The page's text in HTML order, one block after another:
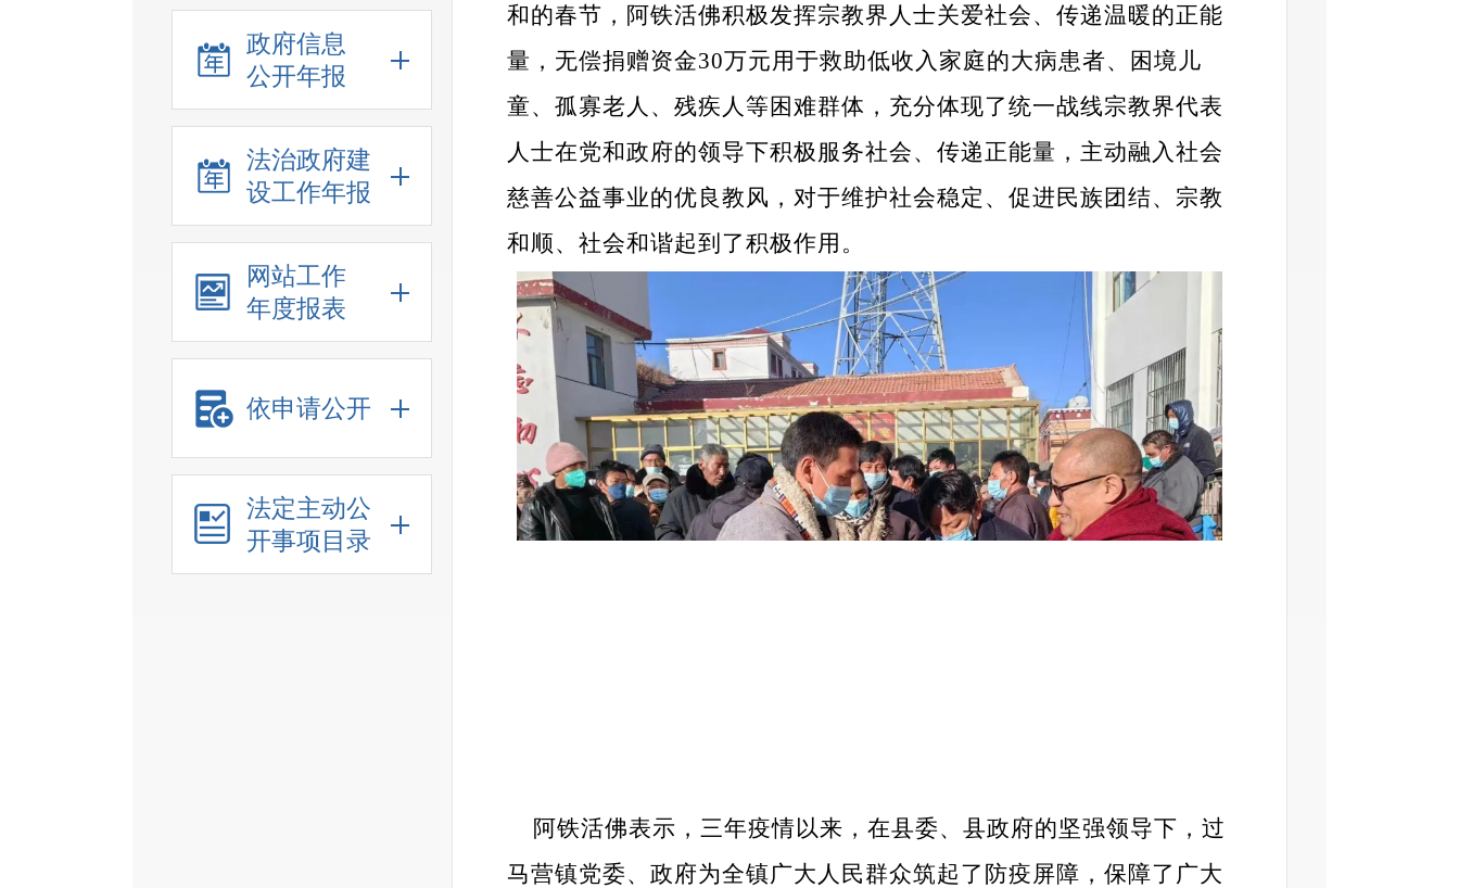
政府信息
公开年报
法治政府建
设工作年报
网站工作
年度报表
依申请公开
法定主动公
开事项目录
和的春节，阿铁活佛积极发挥宗教界人士关爱社会、传递温暖的正能
量，无偿捐赠资金30万元用于救助低收入家庭的大病患者、困境儿
童、孤寡老人、残疾人等困难群体，充分体现了统一战线宗教界代表
人士在党和政府的领导下积极服务社会、传递正能量，主动融入社会
慈善公益事业的优良教风，对于维护社会稳定、促进民族团结、宗教
和顺、社会和谐起到了积极作用。
阿铁活佛表示，三年疫情以来，在县委、县政府的坚强领导下，过
马营镇党委、政府为全镇广大人民群众筑起了防疫屏障，保障了广大